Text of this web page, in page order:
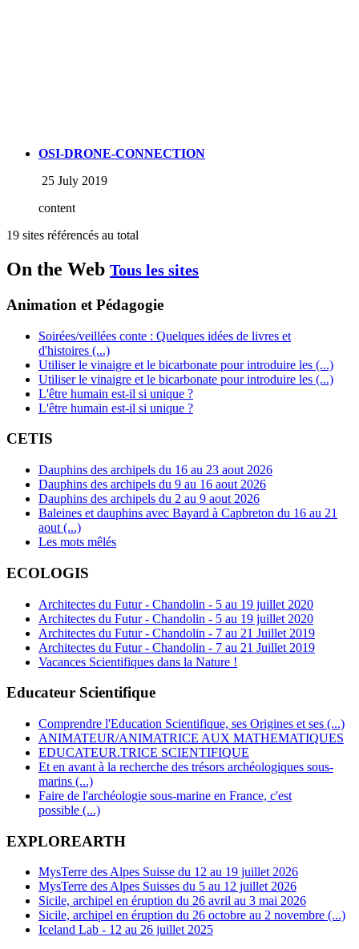
OSI-DRONE-CONNECTION
25 July 2019
content
19 sites référencés au total
On the Web Tous les sites
Animation et Pédagogie
Soirées/veillées conte : Quelques idées de livres et
d'histoires (...)
Utiliser le vinaigre et le bicarbonate pour introduire les (...)
Utiliser le vinaigre et le bicarbonate pour introduire les (...)
L'être humain est-il si unique ?
L'être humain est-il si unique ?
CETIS
Dauphins des archipels du 16 au 23 aout 2026
Dauphins des archipels du 9 au 16 aout 2026
Dauphins des archipels du 2 au 9 aout 2026
Baleines et dauphins avec Bayard à Capbreton du 16 au 21
aout (...)
Les mots mêlés
ECOLOGIS
Architectes du Futur - Chandolin - 5 au 19 juillet 2020
Architectes du Futur - Chandolin - 5 au 19 juillet 2020
Architectes du Futur - Chandolin - 7 au 21 Juillet 2019
Architectes du Futur - Chandolin - 7 au 21 Juillet 2019
Vacances Scientifiques dans la Nature !
Educateur Scientifique
Comprendre l'Education Scientifique, ses Origines et ses (...)
ANIMATEUR/ANIMATRICE AUX MATHEMATIQUES
EDUCATEUR.TRICE SCIENTIFIQUE
Et en avant à la recherche des trésors archéologiques sous-
marins (...)
Faire de l'archéologie sous-marine en France, c'est
possible (...)
EXPLOREARTH
MysTerre des Alpes Suisse du 12 au 19 juillet 2026
MysTerre des Alpes Suisses du 5 au 12 juillet 2026
Sicile, archipel en éruption du 26 avril au 3 mai 2026
Sicile, archipel en éruption du 26 octobre au 2 novembre (...)
Iceland Lab - 12 au 26 juillet 2025